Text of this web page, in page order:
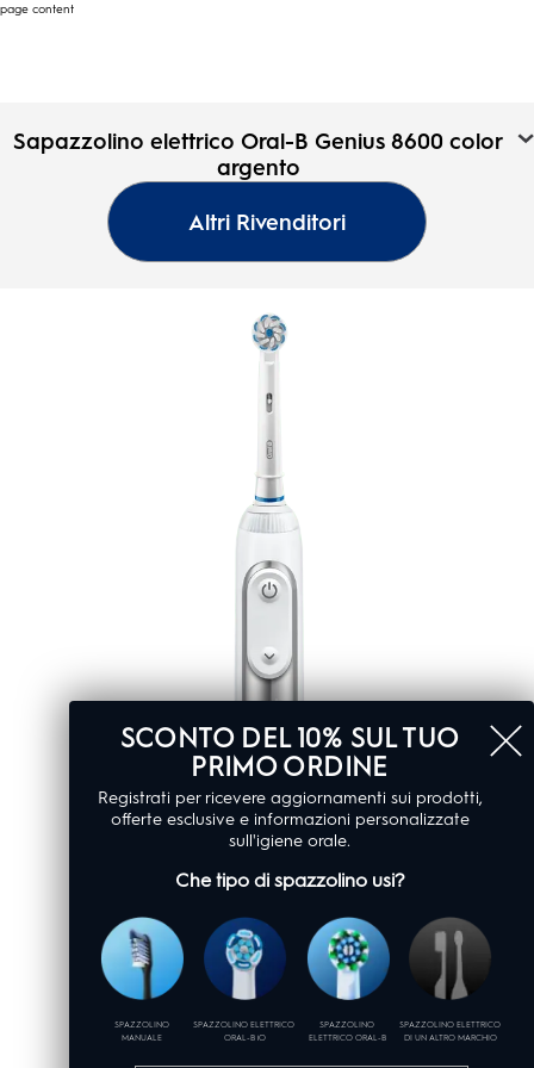
page content
Sapazzolino elettrico Oral-B Genius 8600 color
argento
Altri Rivenditori
Sapazzolino elettrico Oral-
B Genius 8600 color
argento
4.9 (10)
SCONTO DEL 10% SUL TUO
PRIMO ORDINE
Registrati per ricevere aggiornamenti sui prodotti,
offerte esclusive e informazioni personalizzate
sull'igiene orale.
Che tipo di spazzolino usi?
SPAZZOLINO
MANUALE
SPAZZOLINO ELETTRICO
ORAL-B iO
SPAZZOLINO
ELETTRICO ORAL-B
SPAZZOLINO ELETTRICO
DI UN ALTRO MARCHIO